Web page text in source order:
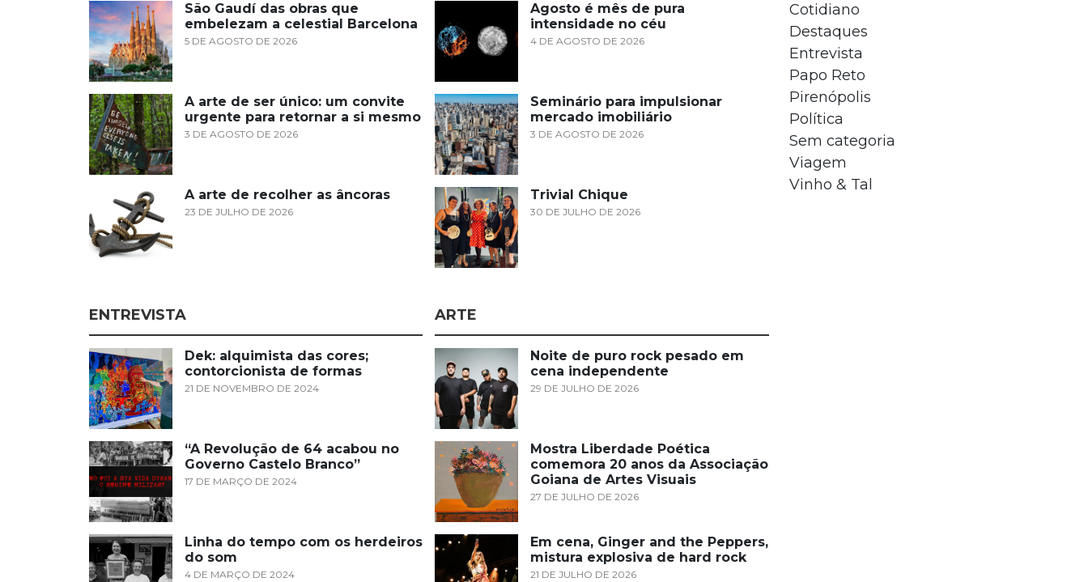
São Gaudí das obras que
embelezam a celestial Barcelona
5 DE AGOSTO DE 2026
A arte de ser único: um convite
urgente para retornar a si mesmo
3 DE AGOSTO DE 2026
A arte de recolher as âncoras
23 DE JULHO DE 2026
Agosto é mês de pura
intensidade no céu
4 DE AGOSTO DE 2026
Seminário para impulsionar
mercado imobiliário
3 DE AGOSTO DE 2026
Trivial Chique
30 DE JULHO DE 2026
ENTREVISTA
Dek: alquimista das cores;
contorcionista de formas
21 DE NOVEMBRO DE 2024
“A Revolução de 64 acabou no
Governo Castelo Branco”
17 DE MARÇO DE 2024
Linha do tempo com os herdeiros
do som
4 DE MARÇO DE 2024
ARTE
Noite de puro rock pesado em
cena independente
29 DE JULHO DE 2026
Mostra Liberdade Poética
comemora 20 anos da Associação
Goiana de Artes Visuais
27 DE JULHO DE 2026
Em cena, Ginger and the Peppers,
mistura explosiva de hard rock
21 DE JULHO DE 2026
Cotidiano
Destaques
Entrevista
Papo Reto
Pirenópolis
Política
Sem categoria
Viagem
Vinho & Tal